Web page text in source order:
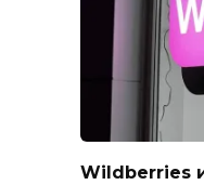
Wildberries